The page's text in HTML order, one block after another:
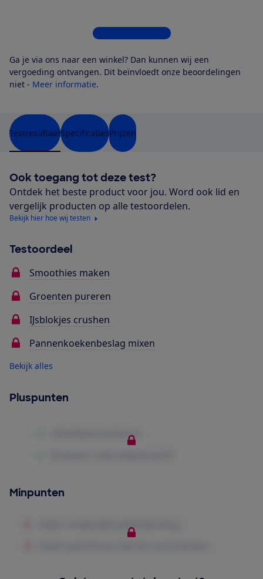
Bekijk alle 4 winkels
Ga je via ons naar een winkel? Dan kunnen wij een
vergoeding ontvangen. Dit beïnvloedt onze beoordelingen
niet - Meer informatie.
TestresultaatSpecificatiesPrijzen
Ook toegang tot deze test?
Ontdek het beste product voor jou. Word ook lid en
vergelijk producten op alle testoordelen.
Bekijk hier hoe wij testen
Testoordeel
Smoothies maken
Groenten pureren
IJsblokjes crushen
Pannenkoekenbeslag mixen
Bekijk alles
Pluspunten
Minpunten